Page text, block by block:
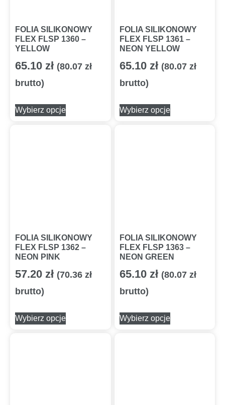
FOLIA SILIKONOWY
FLEX FLSP 1360 –
YELLOW
65.10 zł (80.07 zł
brutto)
Wybierz opcje
FOLIA SILIKONOWY
FLEX FLSP 1361 –
NEON YELLOW
65.10 zł (80.07 zł
brutto)
Wybierz opcje
FOLIA SILIKONOWY
FLEX FLSP 1362 –
NEON PINK
57.20 zł (70.36 zł
brutto)
Wybierz opcje
FOLIA SILIKONOWY
FLEX FLSP 1363 –
NEON GREEN
65.10 zł (80.07 zł
brutto)
Wybierz opcje